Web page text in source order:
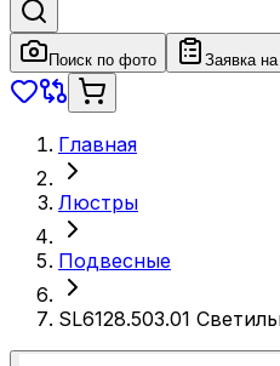
Поиск по фото Заявка
Главная
Люстры
Подвесные
SL6128.503.01